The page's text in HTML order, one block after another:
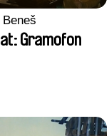
Gramofon